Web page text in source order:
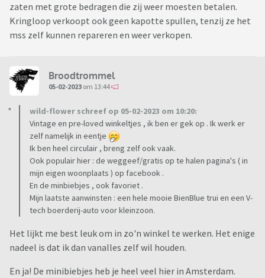
zaten met grote bedragen die zij weer moesten betalen.
Kringloop verkoopt ook geen kapotte spullen, tenzij ze het
mss zelf kunnen repareren en weer verkopen.
Broodtrommel
05-02-2023 om 13:44
wild-flower schreef op 05-02-2023 om 10:20:
Vintage en pre-loved winkeltjes , ik ben er gek op . Ik werk er
zelf namelijk in eentje
Ik ben heel circulair , breng zelf ook vaak.
Ook populair hier : de weggeef/gratis op te halen pagina's ( in
mijn eigen woonplaats ) op facebook .
En de minbiebjes , ook favoriet .
Mijn laatste aanwinsten : een hele mooie BienBlue trui en een V-
tech boerderij-auto voor kleinzoon.
Het lijkt me best leuk om in zo'n winkel te werken. Het enige
nadeel is dat ik dan vanalles zelf wil houden.
En ja! De minibiebjes heb je heel veel hier in Amsterdam.